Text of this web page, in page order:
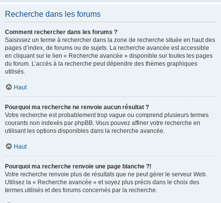
Recherche dans les forums
Comment rechercher dans les forums ?
Saisissez un terme à rechercher dans la zone de recherche située en haut des
pages d’index, de forums ou de sujets. La recherche avancée est accessible
en cliquant sur le lien « Recherche avancée » disponible sur toutes les pages
du forum. L’accès à la recherche peut dépendre des thèmes graphiques
utilisés.
Haut
Pourquoi ma recherche ne renvoie aucun résultat ?
Votre recherche est probablement trop vague ou comprend plusieurs termes
courants non indexés par phpBB. Vous pouvez affiner votre recherche en
utilisant les options disponibles dans la recherche avancée.
Haut
Pourquoi ma recherche renvoie une page blanche ?!
Votre recherche renvoie plus de résultats que ne peut gérer le serveur Web.
Utilisez la « Recherche avancée » et soyez plus précis dans le choix des
termes utilisés et des forums concernés par la recherche.